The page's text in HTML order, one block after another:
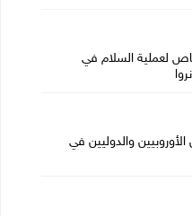
لعملية السلام في
والدوليين في